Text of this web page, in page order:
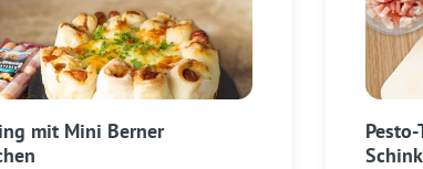
mit Mini Berner